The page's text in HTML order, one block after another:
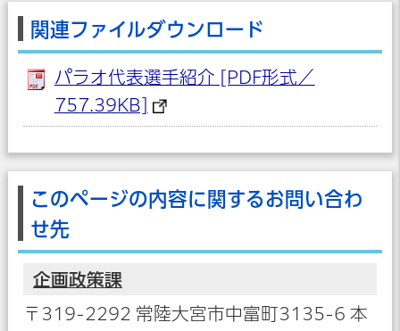
関連ファイルダウンロード
パラオ代表選手紹介 [PDF形式／
757.39KB]
このページの内容に関するお問い合わ
せ先
企画政策課
〒319-2292 常陸大宮市中富町3135-6 本